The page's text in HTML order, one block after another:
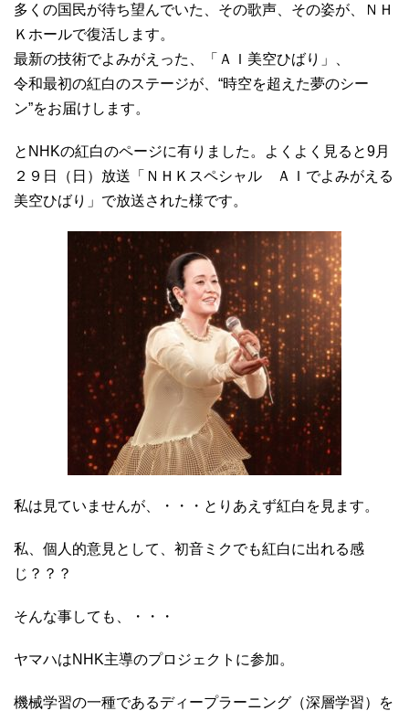
多くの国民が待ち望んでいた、その歌声、その姿が、ＮＨ
Ｋホールで復活します。
最新の技術でよみがえった、「ＡＩ美空ひばり」、
令和最初の紅白のステージが、“時空を超えた夢のシー
ン”をお届けします。
とNHKの紅白のページに有りました。よくよく見ると9月
２９日（日）放送「ＮＨＫスペシャル ＡＩでよみがえる
美空ひばり」で放送された様です。
私は見ていませんが、・・・とりあえず紅白を見ます。
私、個人的意見として、初音ミクでも紅白に出れる感
じ？？？
そんな事しても、・・・
ヤマハはNHK主導のプロジェクトに参加。
機械学習の一種であるディープラーニング（深層学習）を